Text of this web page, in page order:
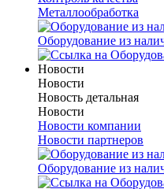
Металлообработка
Оборудование из
Новости
Новости
Новость детальная
Новости
Новости компании
Новости партнеров
Оборудование из